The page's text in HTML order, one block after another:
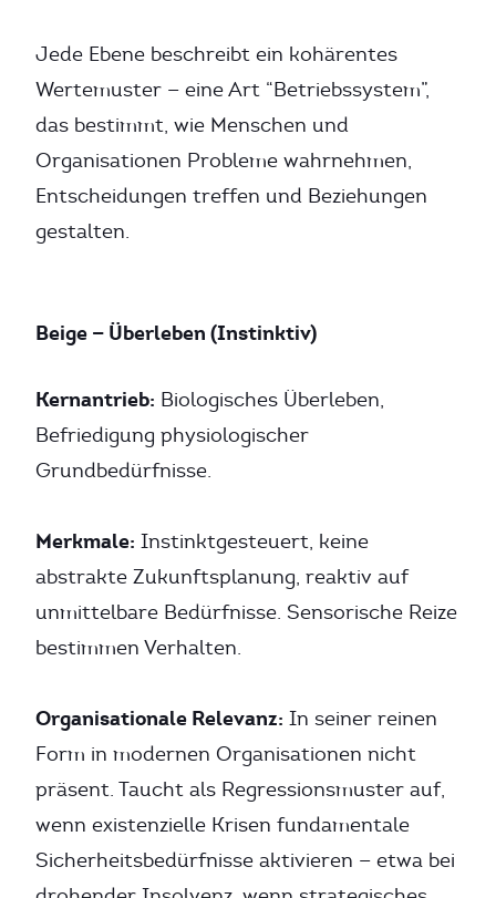
Jede Ebene beschreibt ein kohärentes
Wertemuster — eine Art “Betriebssystem”,
das bestimmt, wie Menschen und
Organisationen Probleme wahrnehmen,
Entscheidungen treffen und Beziehungen
gestalten.
Beige — Überleben (Instinktiv)
Kernantrieb: Biologisches Überleben,
Befriedigung physiologischer
Grundbedürfnisse.
Merkmale: Instinktgesteuert, keine
abstrakte Zukunftsplanung, reaktiv auf
unmittelbare Bedürfnisse. Sensorische Reize
bestimmen Verhalten.
Organisationale Relevanz: In seiner reinen
Form in modernen Organisationen nicht
präsent. Taucht als Regressionsmuster auf,
wenn existenzielle Krisen fundamentale
Sicherheitsbedürfnisse aktivieren — etwa bei